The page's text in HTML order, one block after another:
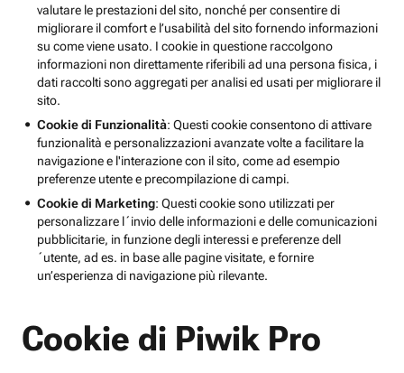
valutare le prestazioni del sito, nonché per consentire di
migliorare il comfort e l’usabilità del sito fornendo informazioni
su come viene usato. I cookie in questione raccolgono
informazioni non direttamente riferibili ad una persona fisica, i
dati raccolti sono aggregati per analisi ed usati per migliorare il
sito.
Cookie di Funzionalità: Questi cookie consentono di attivare
funzionalità e personalizzazioni avanzate volte a facilitare la
navigazione e l'interazione con il sito, come ad esempio
preferenze utente e precompilazione di campi.
Cookie di Marketing: Questi cookie sono utilizzati per
personalizzare l´invio delle informazioni e delle comunicazioni
pubblicitarie, in funzione degli interessi e preferenze dell
´utente, ad es. in base alle pagine visitate, e fornire
un’esperienza di navigazione più rilevante.
Cookie di Piwik Pro